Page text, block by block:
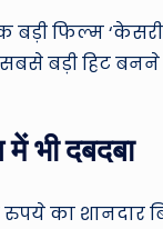
फिल्म
सबसे बड़ी हिट
भी दबदबा
का शानदार